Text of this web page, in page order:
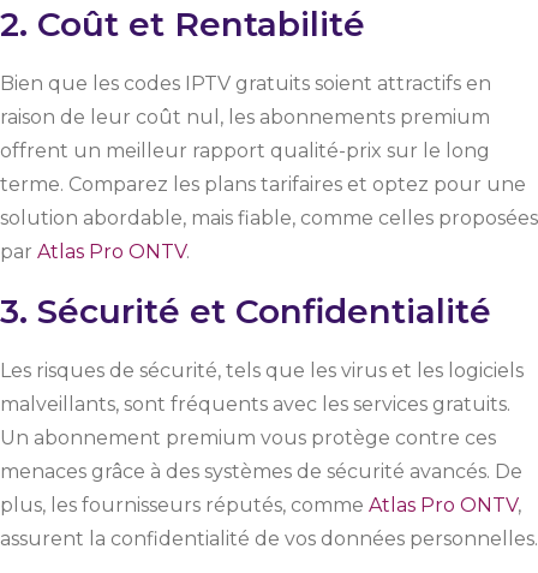
2. Coût et Rentabilité
Bien que les codes IPTV gratuits soient attractifs en
raison de leur coût nul, les abonnements premium
offrent un meilleur rapport qualité-prix sur le long
terme. Comparez les plans tarifaires et optez pour une
solution abordable, mais fiable, comme celles proposées
par Atlas Pro ONTV.
3. Sécurité et Confidentialité
Les risques de sécurité, tels que les virus et les logiciels
malveillants, sont fréquents avec les services gratuits.
Un abonnement premium vous protège contre ces
menaces grâce à des systèmes de sécurité avancés. De
plus, les fournisseurs réputés, comme Atlas Pro ONTV,
assurent la confidentialité de vos données personnelles.